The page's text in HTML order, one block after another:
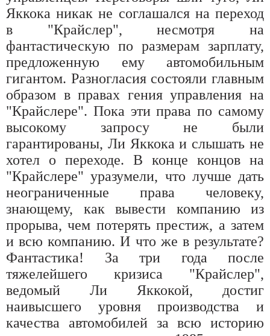
Яккока никак не соглашался на переход
в "Крайслер", несмотря на
фантастическую по размерам зарплату,
предложенную ему автомобильным
гигантом. Разногласия состояли главным
образом в правах гения управления на
"Крайслере". Пока эти права по самому
высокому запросу не были
гарантированы, Ли Яккока и слышать не
хотел о переходе. В конце концов на
"Крайслере" уразумели, что лучше дать
неограниченные права человеку,
знающему, как вывести компанию из
прорыва, чем потерять престиж, а затем
и всю компанию. И что же в результате?
Фантастика! За три года после
тяжелейшего кризиса "Крайслер",
ведомый Ли Яккокой, достиг
наивысшего уровня производства и
качества автомобилей за всю историю